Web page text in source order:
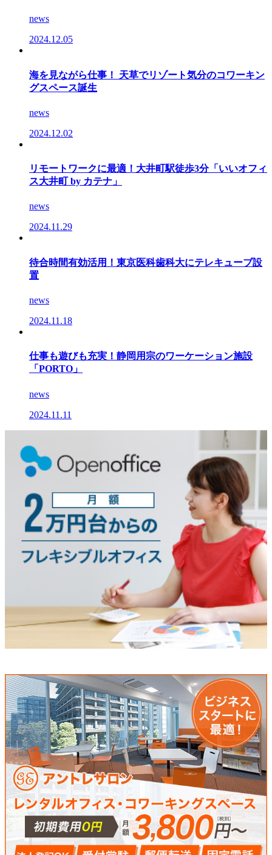
news
2024.12.05
海を見ながら仕事！ 天草でリゾート気分のコワーキン
グスペース誕生
news
2024.12.02
リモートワークに最適！大井町駅徒歩3分「いいオフィ
ス大井町 by カテナ」
news
2024.11.29
待合時間有効活用！東京医科歯科大にテレキューブ設
置
news
2024.11.18
仕事も遊びも充実！静岡用宗のワーケーション施設
「PORTO」
news
2024.11.11